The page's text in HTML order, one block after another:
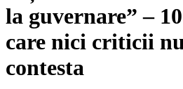
la guvernare” –
care nici criticii
contesta